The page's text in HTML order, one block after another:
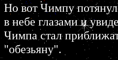
Но вот Чимпу
в небе глазами и
Чимпа стал
"обезьяну".